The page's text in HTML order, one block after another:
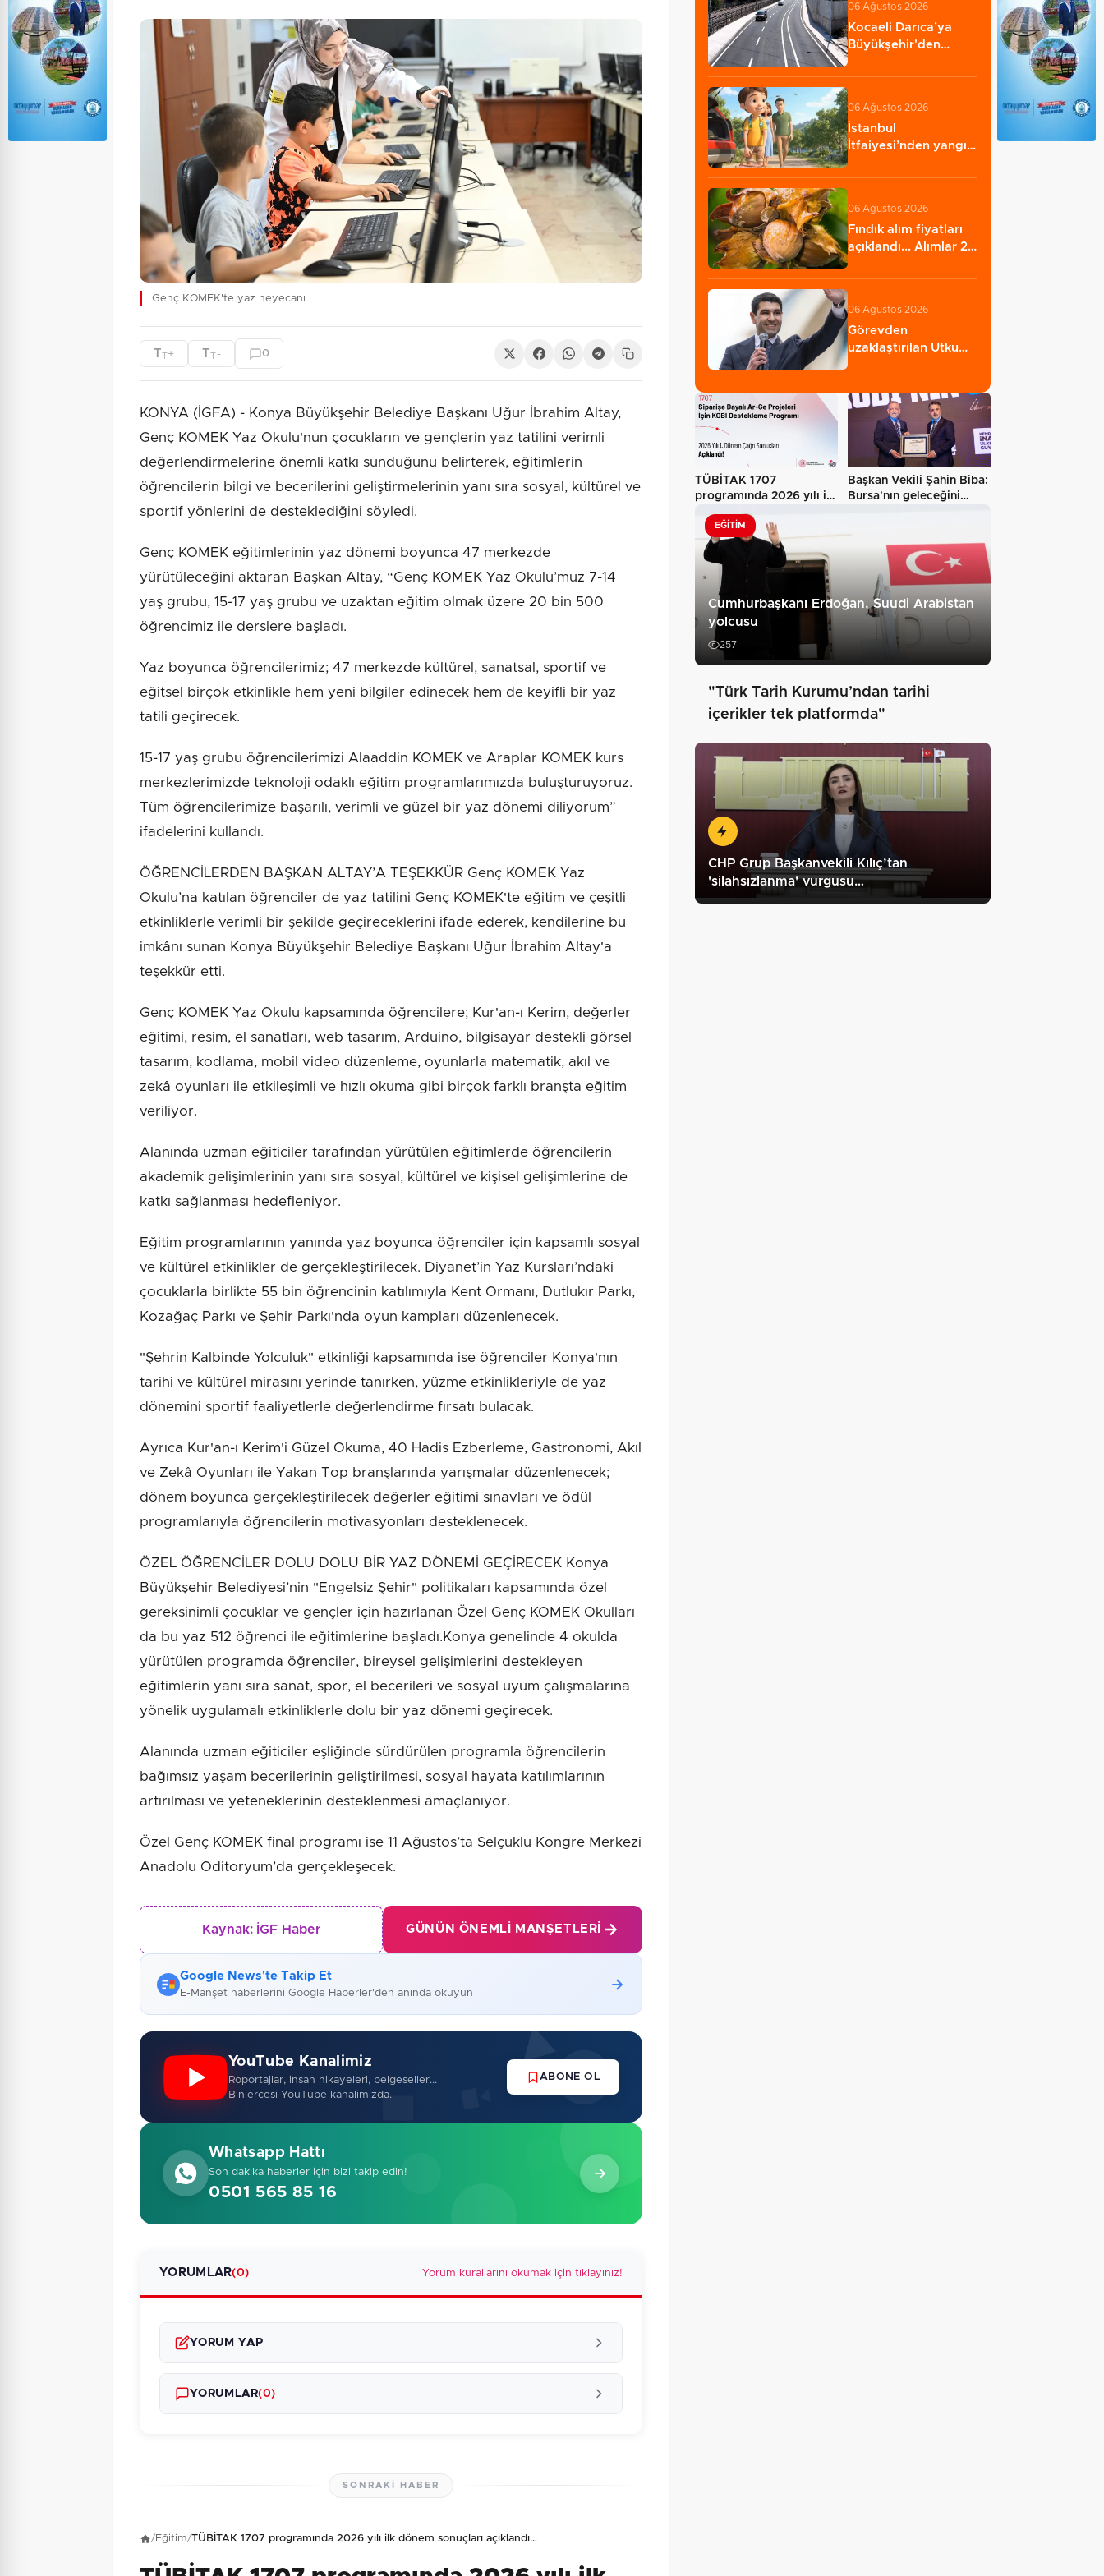
Genç KOMEK'te yaz heyecanı
TT+ TT - 0
KONYA (İGFA) - Konya Büyükşehir Belediye Başkanı Uğur İbrahim Altay,
Genç KOMEK Yaz Okulu'nun çocukların ve gençlerin yaz tatilini verimli
değerlendirmelerine önemli katkı sunduğunu belirterek, eğitimlerin
öğrencilerin bilgi ve becerilerini geliştirmelerinin yanı sıra sosyal, kültürel ve
sportif yönlerini de desteklediğini söyledi.
Genç KOMEK eğitimlerinin yaz dönemi boyunca 47 merkezde
yürütüleceğini aktaran Başkan Altay, “Genç KOMEK Yaz Okulu’muz 7-14
yaş grubu, 15-17 yaş grubu ve uzaktan eğitim olmak üzere 20 bin 500
öğrencimiz ile derslere başladı.
Yaz boyunca öğrencilerimiz; 47 merkezde kültürel, sanatsal, sportif ve
eğitsel birçok etkinlikle hem yeni bilgiler edinecek hem de keyifli bir yaz
tatili geçirecek.
15-17 yaş grubu öğrencilerimizi Alaaddin KOMEK ve Araplar KOMEK kurs
merkezlerimizde teknoloji odaklı eğitim programlarımızda buluşturuyoruz.
Tüm öğrencilerimize başarılı, verimli ve güzel bir yaz dönemi diliyorum”
ifadelerini kullandı.
ÖĞRENCİLERDEN BAŞKAN ALTAY’A TEŞEKKÜR Genç KOMEK Yaz
Okulu’na katılan öğrenciler de yaz tatilini Genç KOMEK'te eğitim ve çeşitli
etkinliklerle verimli bir şekilde geçireceklerini ifade ederek, kendilerine bu
imkânı sunan Konya Büyükşehir Belediye Başkanı Uğur İbrahim Altay'a
teşekkür etti.
Genç KOMEK Yaz Okulu kapsamında öğrencilere; Kur'an-ı Kerim, değerler
eğitimi, resim, el sanatları, web tasarım, Arduino, bilgisayar destekli görsel
tasarım, kodlama, mobil video düzenleme, oyunlarla matematik, akıl ve
zekâ oyunları ile etkileşimli ve hızlı okuma gibi birçok farklı branşta eğitim
veriliyor.
Alanında uzman eğiticiler tarafından yürütülen eğitimlerde öğrencilerin
akademik gelişimlerinin yanı sıra sosyal, kültürel ve kişisel gelişimlerine de
katkı sağlanması hedefleniyor.
Eğitim programlarının yanında yaz boyunca öğrenciler için kapsamlı sosyal
ve kültürel etkinlikler de gerçekleştirilecek. Diyanet’in Yaz Kursları’ndaki
çocuklarla birlikte 55 bin öğrencinin katılımıyla Kent Ormanı, Dutlukır Parkı,
Kozağaç Parkı ve Şehir Parkı'nda oyun kampları düzenlenecek.
"Şehrin Kalbinde Yolculuk" etkinliği kapsamında ise öğrenciler Konya'nın
tarihi ve kültürel mirasını yerinde tanırken, yüzme etkinlikleriyle de yaz
dönemini sportif faaliyetlerle değerlendirme fırsatı bulacak.
Ayrıca Kur'an-ı Kerim'i Güzel Okuma, 40 Hadis Ezberleme, Gastronomi, Akıl
ve Zekâ Oyunları ile Yakan Top branşlarında yarışmalar düzenlenecek;
dönem boyunca gerçekleştirilecek değerler eğitimi sınavları ve ödül
programlarıyla öğrencilerin motivasyonları desteklenecek.
ÖZEL ÖĞRENCİLER DOLU DOLU BİR YAZ DÖNEMİ GEÇİRECEK Konya
Büyükşehir Belediyesi’nin "Engelsiz Şehir" politikaları kapsamında özel
gereksinimli çocuklar ve gençler için hazırlanan Özel Genç KOMEK Okulları
da bu yaz 512 öğrenci ile eğitimlerine başladı.Konya genelinde 4 okulda
yürütülen programda öğrenciler, bireysel gelişimlerini destekleyen
eğitimlerin yanı sıra sanat, spor, el becerileri ve sosyal uyum çalışmalarına
yönelik uygulamalı etkinliklerle dolu bir yaz dönemi geçirecek.
Alanında uzman eğiticiler eşliğinde sürdürülen programla öğrencilerin
bağımsız yaşam becerilerinin geliştirilmesi, sosyal hayata katılımlarının
artırılması ve yeteneklerinin desteklenmesi amaçlanıyor.
Özel Genç KOMEK final programı ise 11 Ağustos’ta Selçuklu Kongre Merkezi
Anadolu Oditoryum’da gerçekleşecek.
Kaynak: İGF Haber GÜNÜN ÖNEMLI MANŞETLERI
Google News'te Takip Et
E-Manşet haberlerini Google Haberler'den anında okuyun
YouTube Kanalimiz
Roportajlar, insan hikayeleri, belgeseller...
Binlercesi YouTube kanalimizda.
ABONE OL
Whatsapp Hattı
Son dakika haberler için bizi takip edin!
0501 565 85 16
YORUMLAR(0) Yorum kurallarını okumak için tıklayınız!
YORUM YAP
YORUMLAR(0)
SONRAKI HABER
/Eğitim/TÜBİTAK 1707 programında 2026 yılı ilk dönem sonuçları açıklandı…
06 Ağustos 2026
Kocaeli Darıca’ya
Büyükşehir'den
yatırımı…
06 Ağustos 2026
İstanbul
İtfaiyesi’nden yangın
06 Ağustos 2026
Fındık alım fiyatları
açıklandı... Alımlar 24
06 Ağustos 2026
Görevden
uzaklaştırılan Utku
TÜBİTAK 1707
programında 2026 yılı ilk
dönem sonuçları…
Başkan Vekili Şahin Biba:
Bursa'nın geleceğini
EĞITIM
Cumhurbaşkanı Erdoğan, Suudi Arabistan
yolcusu
257
"Türk Tarih Kurumu’ndan tarihi
içerikler tek platformda"
CHP Grup Başkanvekili Kılıç’tan
'silahsızlanma' vurgusu…